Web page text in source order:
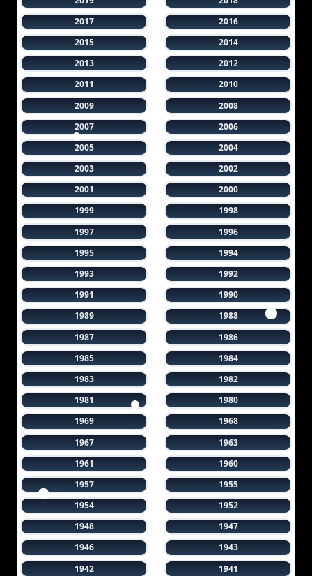
2017
2016
2015
2014
2013
2012
2011
2010
2009
2008
2007
2006
2005
2004
2003
2002
2001
2000
1999
1998
1997
1996
1995
1994
1993
1992
1991
1990
1989
1988
1987
1986
1985
1984
1983
1982
1981
1980
1969
1968
1967
1963
1961
1960
1957
1955
1954
1952
1948
1947
1946
1943
1942
1941